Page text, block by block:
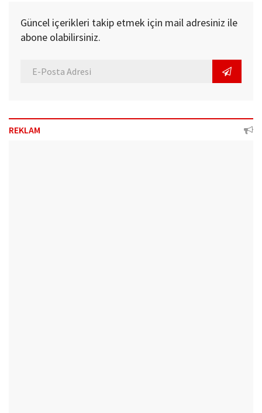
Güncel içerikleri takip etmek için mail adresiniz ile
abone olabilirsiniz.
REKLAM